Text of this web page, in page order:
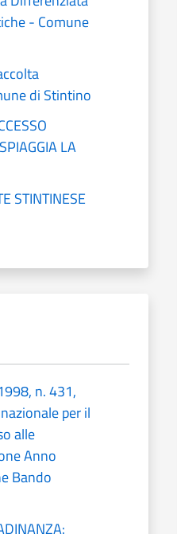
- Comune
di Stintino
LA
STINTINESE
n. 431,
per il
alle
Anno
Bando